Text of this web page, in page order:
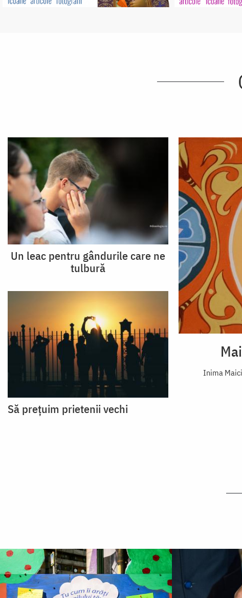
Inima
Un leac pentru gândurile care ne
tulbură
Să prețuim prietenii vechi